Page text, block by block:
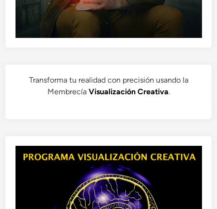
Transforma tu realidad con precisión usando la
Membrecía Visualización Creativa.